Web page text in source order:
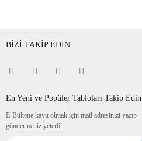
BİZİ TAKİP EDİN
En Yeni ve Popüler Tabloları Takip Edin
E-Bültene kayıt olmak için mail adresinizi yazıp
göndermeniz yeterli.